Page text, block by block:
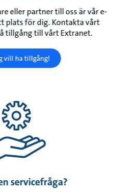
eller partner till oss är vår e-
plats för dig. Kontakta vårt
tillgång till vårt Extranet.
vill ha tillgång!
servicefråga?